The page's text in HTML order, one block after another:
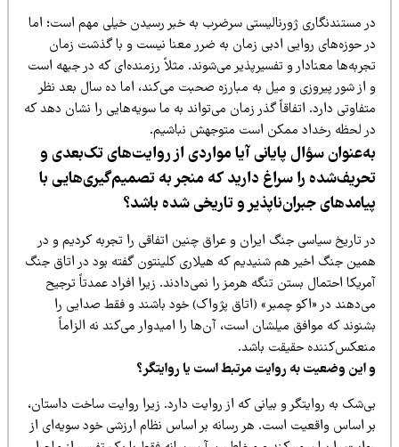
مستندنگاری ژورنالیستی سرضرب به خبر رسیدن خیلی مهم است؛ اما
حوزه‌های روایی ادبی زمان به ضرر معنا نیست و با گذشت زمان
معنادار و تفسیرپذیر می‌شوند. مثلاً رزمنده‌ای که در جبهه است
از شور پیروزی و میل به مبارزه صحبت می‌کند، اما ده سال بعد نظر
دارد. اتفاقاً گذر زمان می‌تواند به ما سویه‌هایی را نشان دهد که
لحظه رخداد ممکن است متوجهش نباشیم.
سؤال پایانی آیا مواردی از روایت‌های تک‌بعدی و
را سراغ دارید که منجر به تصمیم‌گیری‌هایی با
جبران‌ناپذیر و تاریخی شده باشد؟
تاریخ سیاسی جنگ ایران و عراق چنین اتفاقی را تجربه کردیم و در
جنگ اخیر هم شنیدیم که هیلاری کلینتون گفته بود در اتاق جنگ
احتمال بستن تنگه هرمز را نمی‌دادند. زیرا افراد عمدتاً ترجیح
در «اکو چمبر» (اتاق پژواک) خود باشند و فقط صدایی را
که موافق میلشان است، آن‌ها را امیدوار می‌کند نه الزاماً
حقیقت باشد.
این وضعیت به روایت مرتبط است یا روایتگر؟
به روایتگر و بیانی که از روایت دارد. زیرا روایت ساخت داستان،
اساس واقعیت است. هر رسانه بر اساس نظام ارزشی خود سویه‌ای از